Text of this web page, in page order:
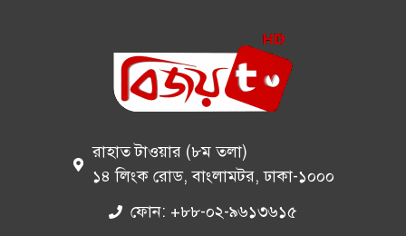
রাহাত টাওয়ার (৮ম তলা)
১৪ লিংক রোড, বাংলামটর, ঢাকা-১০০০
ফোন: +৮৮-০২-৯৬১৩৬১৫